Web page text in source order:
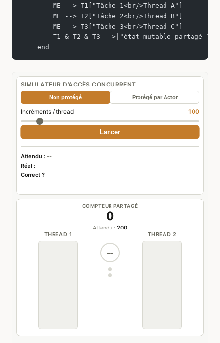
        ME --> T1["Tâche 1<br/>Thread A"]
        ME --> T2["Tâche 2<br/>Thread B"]
        ME --> T3["Tâche 3<br/>Thread C"]
T1 & T2 & T3 -->|"état mutable partagé
    end